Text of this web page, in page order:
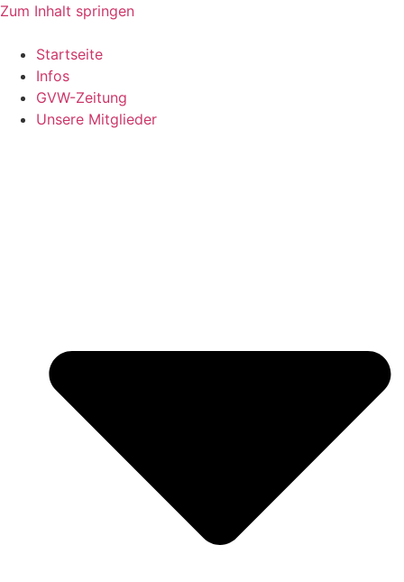
Zum Inhalt springen
Startseite
Infos
GVW-Zeitung
Unsere Mitglieder